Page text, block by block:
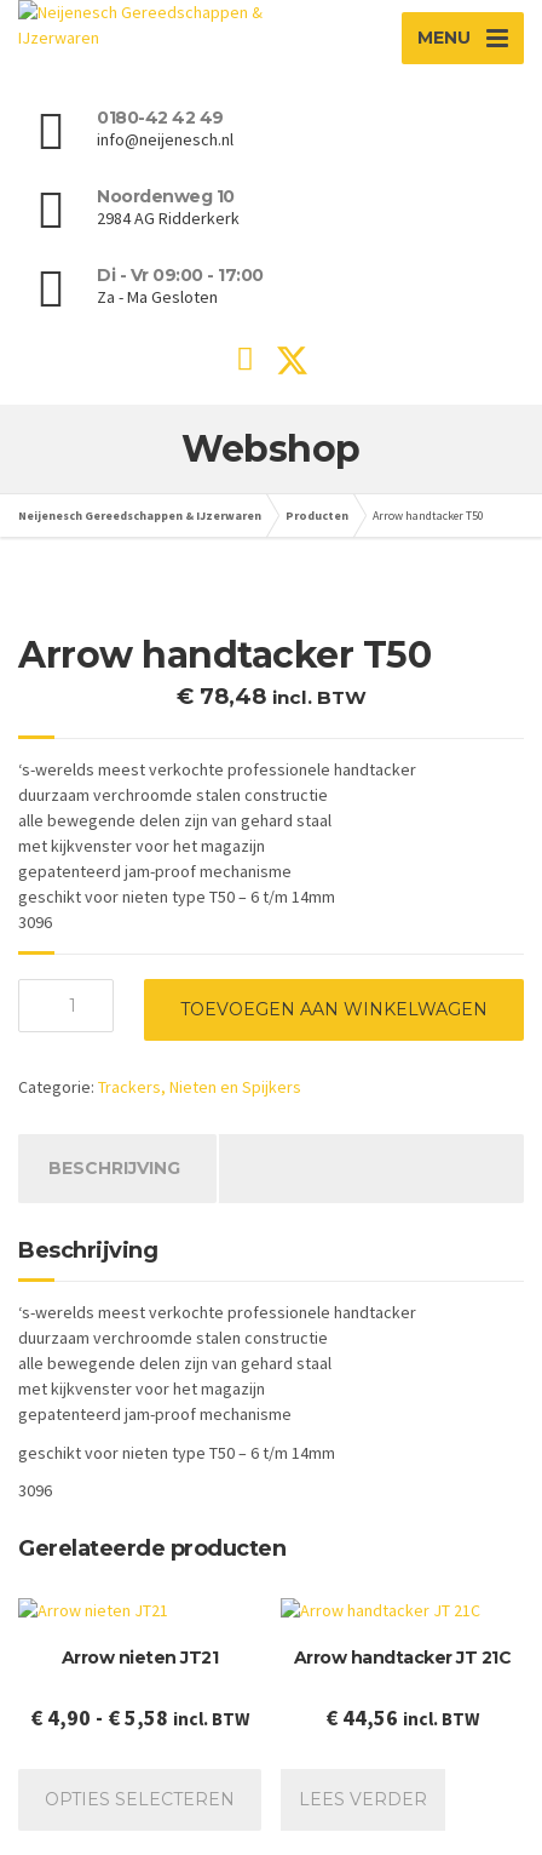
MENU
0180-42 42 49
info@neijenesch.nl
Noordenweg 10
2984 AG Ridderkerk
Di - Vr 09:00 - 17:00
Za - Ma Gesloten
Webshop
Neijenesch Gereedschappen & IJzerwaren Producten Arrow handtacker T50
Arrow handtacker T50
€78,48 incl. BTW
‘s-werelds meest verkochte professionele handtacker
duurzaam verchroomde stalen constructie
alle bewegende delen zijn van gehard staal
met kijkvenster voor het magazijn
gepatenteerd jam-proof mechanisme
geschikt voor nieten type T50 – 6 t/m 14mm
3096
handtacker
TOEVOEGEN AAN WINKELWAGEN
Categorie: Trackers, Nieten en Spijkers
BESCHRIJVING
Beschrijving
‘s-werelds meest verkochte professionele handtacker
duurzaam verchroomde stalen constructie
alle bewegende delen zijn van gehard staal
met kijkvenster voor het magazijn
gepatenteerd jam-proof mechanisme
geschikt voor nieten type T50 – 6 t/m 14mm
3096
Gerelateerde producten
Arrow nieten JT21
€4,90 - €5,58Prijsklasse:
€ 5,58
incl. BTW
OPTIES SELECTEREN
product
Arrow handtacker JT 21C
€ 44,56 incl. BTW
LEES VERDER